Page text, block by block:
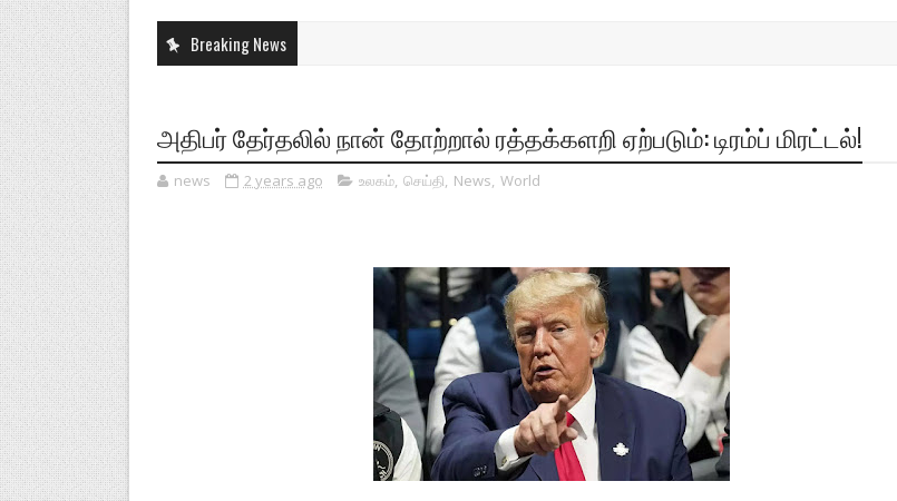
Breaking News
அதிபர் தேர்தலில் நான் தோற்றால் ரத்தக்களறி ஏற்படும்: டிரம்ப் மிரட்டல்!
news 2 years ago உலகம், செய்தி, News, World